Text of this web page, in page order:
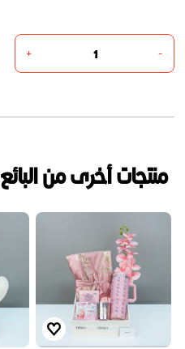
-
+
منتجات أخرى من البائع